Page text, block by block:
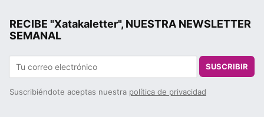
RECIBE "Xatakaletter", NUESTRA NEWSLETTER
SEMANAL
SUSCRIBIR
Suscribiéndote aceptas nuestra política de privacidad